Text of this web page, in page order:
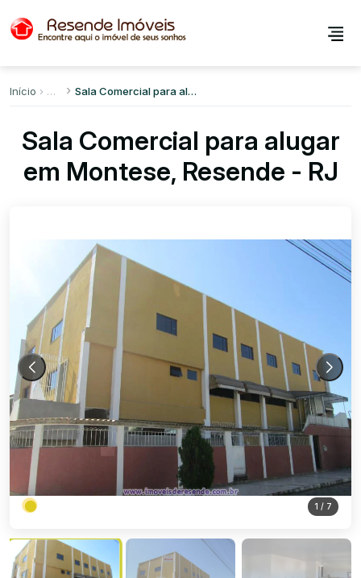
Início Sala Comercial para alugar em Montese
Sala Comercial para alugar
em Montese, Resende - RJ
1 / 7